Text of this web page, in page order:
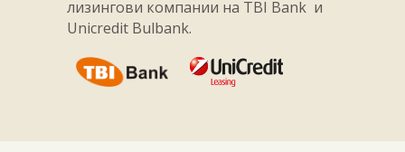
лизингови компании на TBI Bank и
Unicredit Bulbank.